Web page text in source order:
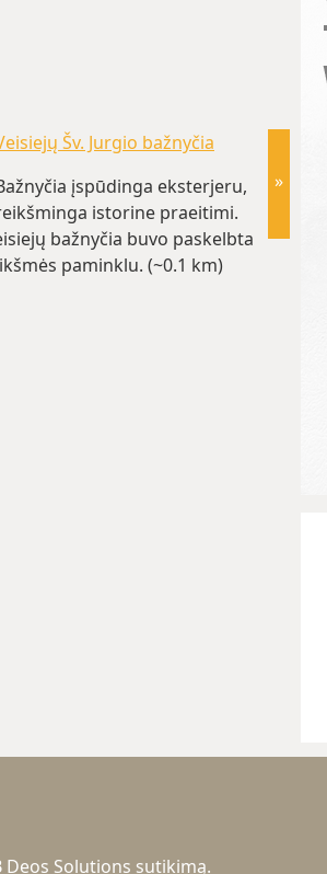
Šv. Jurgio bažnyčia
įspūdinga eksterjeru,
istorine praeitimi.
bažnyčia buvo paskelbta
paminklu. (~0.1 km)
»
Solutions sutikimą.